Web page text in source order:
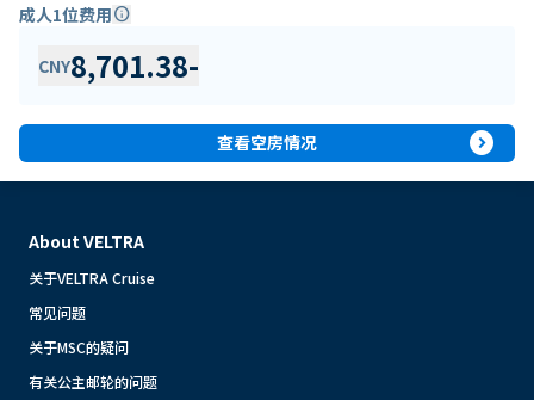
成人1位费用info
CNY8,701.38-
查看空房情况 expand_circle_right
About VELTRA
关于VELTRA Cruise
常见问题
关于MSC的疑问
有关公主邮轮的问题